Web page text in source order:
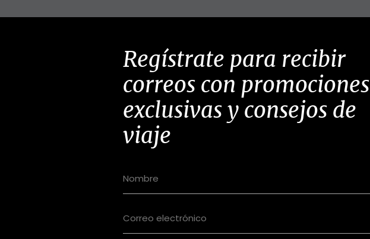
Regístrate para recibir
correos con promociones
exclusivas y consejos de
viaje